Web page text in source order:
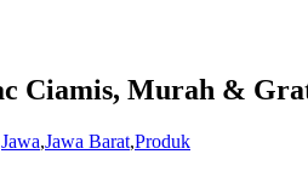
Ciamis, Murah &
Jawa,Jawa Barat,Produk